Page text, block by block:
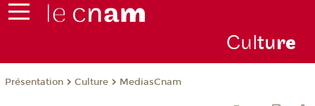
Culture
Présentation Culture MediasCnam